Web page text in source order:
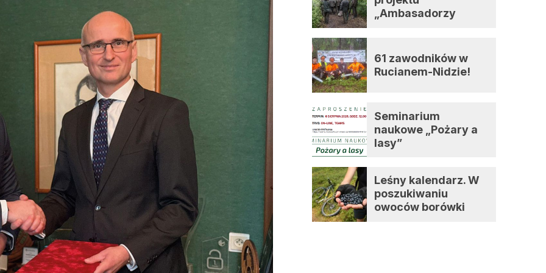
„Ambasadorzy
61 zawodników w
Rucianem-Nidzie!
Seminarium
naukowe „Pożary a
lasy”
Leśny kalendarz. W
poszukiwaniu
owoców borówki